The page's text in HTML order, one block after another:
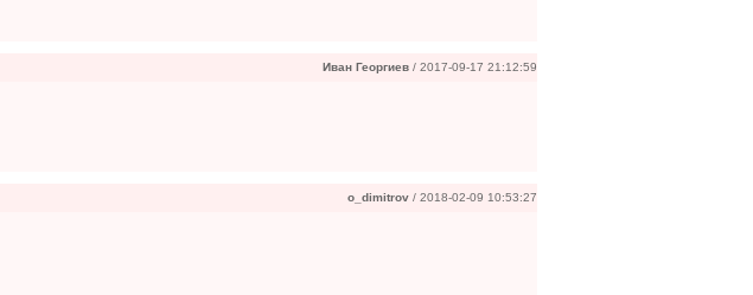
Иван Георгиев / 2017-09-17 21:12:59
o_dimitrov / 2018-02-09 10:53:27